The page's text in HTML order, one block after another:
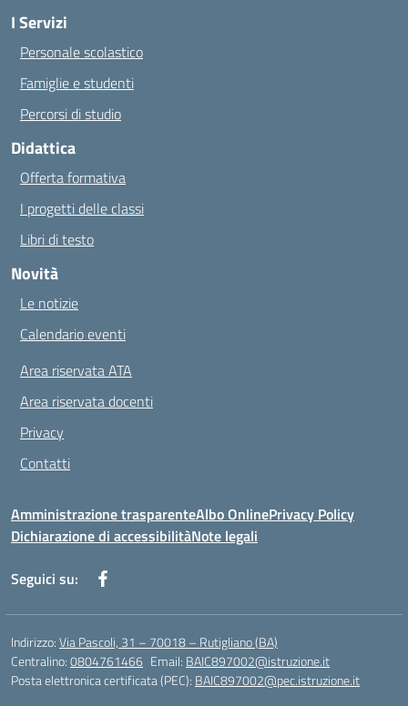
I Servizi
Personale scolastico
Famiglie e studenti
Percorsi di studio
Didattica
Offerta formativa
I progetti delle classi
Libri di testo
Novità
Le notizie
Calendario eventi
Area riservata ATA
Area riservata docenti
Privacy
Contatti
Amministrazione trasparenteAlbo OnlinePrivacy Policy
Dichiarazione di accessibilitàNote legali
Seguici su:
Indirizzo:Via Pascoli, 31 – 70018 – Rutigliano (BA)
Centralino:0804761466 Email: BAIC897002@istruzione.it
Posta elettronica certificata (PEC): BAIC897002@pec.istruzione.it